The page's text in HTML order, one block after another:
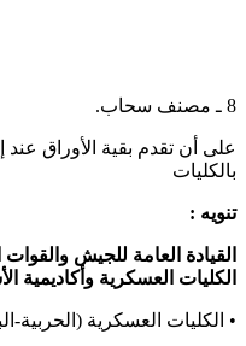
8 ـ مصنف سحاب.
على أن تقدم بقية الأوراق عند
بالكليات
تنويه :
القيادة العامة للجيش
الكليات العسكرية وأكاديمية
• الكليات العسكرية (الحربية-